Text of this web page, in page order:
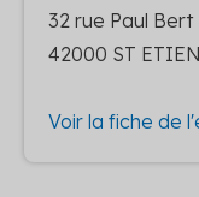
32 rue Paul Bert
42000 ST
Voir la fiche de